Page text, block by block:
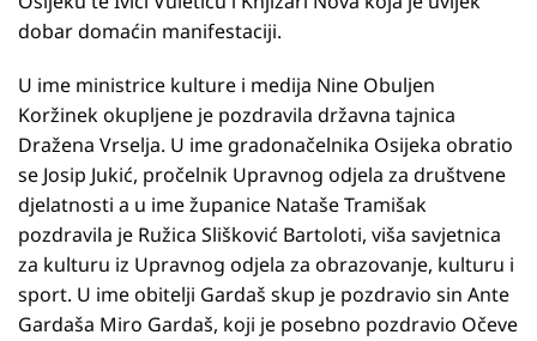
dobar domaćin manifestaciji.
U ime ministrice kulture i medija Nine Obuljen
Koržinek okupljene je pozdravila državna tajnica
Dražena Vrselja. U ime gradonačelnika Osijeka obratio
se Josip Jukić, pročelnik Upravnog odjela za društvene
djelatnosti a u ime županice Nataše Tramišak
pozdravila je Ružica Slišković Bartoloti, viša savjetnica
za kulturu iz Upravnog odjela za obrazovanje, kulturu i
sport. U ime obitelji Gardaš skup je pozdravio sin Ante
Gardaša Miro Gardaš, koji je posebno pozdravio Očeve